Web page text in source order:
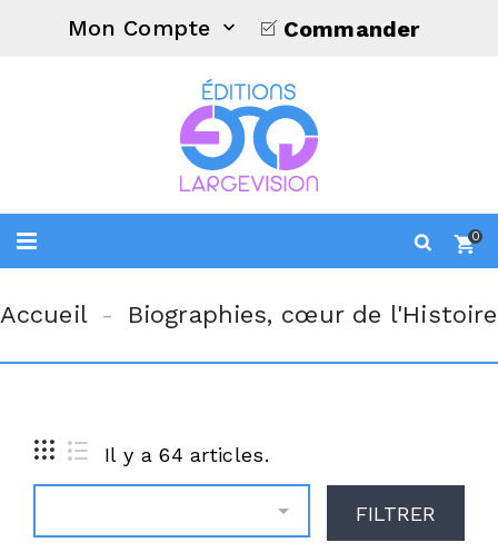
Mon Compte  Commander
0
Accueil Biographies, cœur de l'Histoire
Il y a 64 articles.
 FILTRER